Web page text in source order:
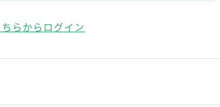
ちらからログイン